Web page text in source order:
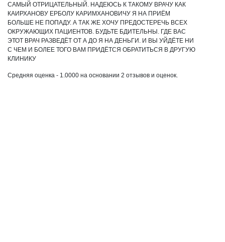
САМЫЙ ОТРИЦАТЕЛЬНЫЙ. НАДЕЮСЬ К ТАКОМУ ВРАЧУ КАК
КАИРХАНОВУ ЕРБОЛУ КАРИМХАНОВИЧУ Я НА ПРИЁМ
БОЛЬШЕ НЕ ПОПАДУ. А ТАК ЖЕ ХОЧУ ПРЕДОСТЕРЕЧЬ ВСЕХ
ОКРУЖАЮЩИХ ПАЦИЕНТОВ. БУДЬТЕ БДИТЕЛЬНЫ. ГДЕ ВАС
ЭТОТ ВРАЧ РАЗВЕДЁТ ОТ А ДО Я НА ДЕНЬГИ. И ВЫ УЙДЁТЕ НИ
С ЧЕМ И БОЛЕЕ ТОГО ВАМ ПРИДЁТСЯ ОБРАТИТЬСЯ В ДРУГУЮ
КЛИНИКУ
Средняя оценка - 1.0000 на основании 2 отзывов и оценок.